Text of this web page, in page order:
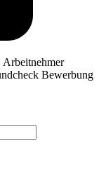
Bewerbung